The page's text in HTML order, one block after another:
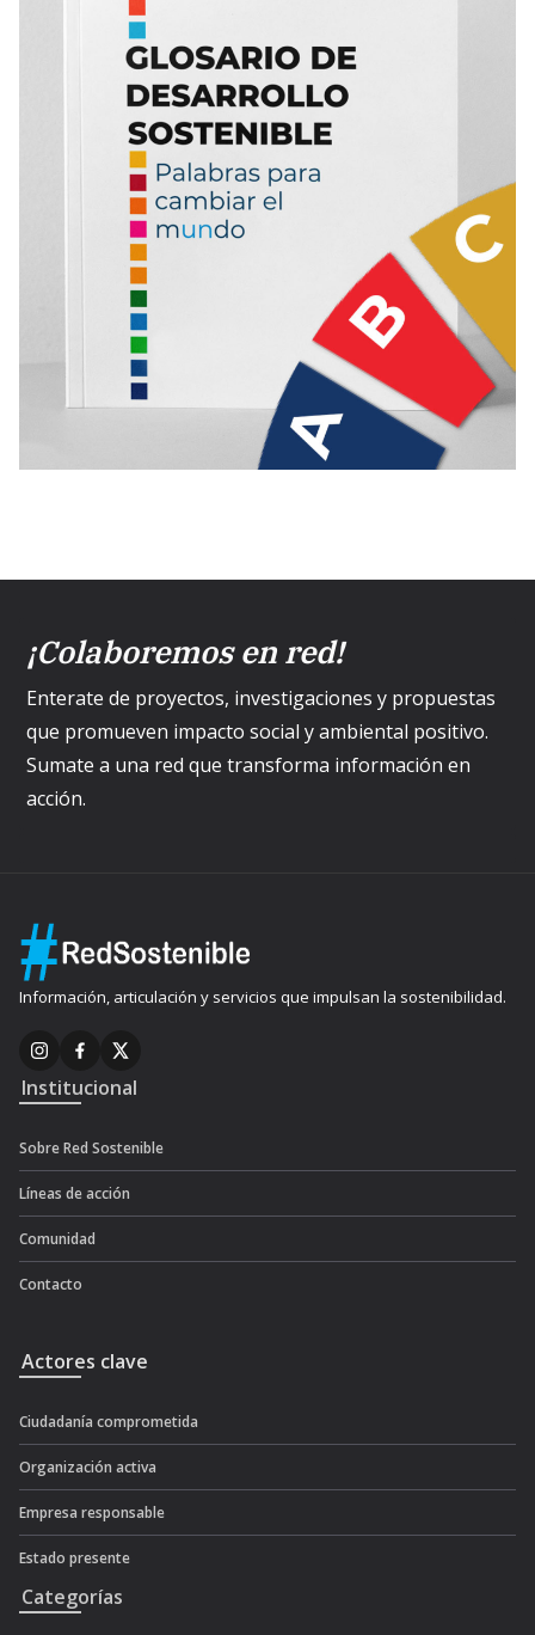
¡Colaboremos en red!
Enterate de proyectos, investigaciones y propuestas
que promueven impacto social y ambiental positivo.
Sumate a una red que transforma información en
acción.
Información, articulación y servicios que impulsan la sostenibilidad.
Institucional
Sobre Red Sostenible
Líneas de acción
Comunidad
Contacto
Actores clave
Ciudadanía comprometida
Organización activa
Empresa responsable
Estado presente
Categorías